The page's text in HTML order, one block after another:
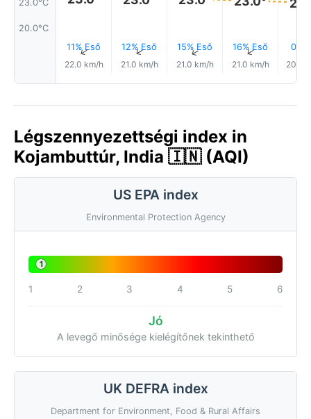
20.0°C
11% Eső
↑
22.0 km/h
12% Eső
↑
21.0 km/h
15% Eső
↑
21.0 km/h
16% Eső
↑
21.0 km/h
0.1
20.0
Légszennyezettségi index in
Kojambuttúr, India 🇮🇳 (AQI)
US EPA index
Environmental Protection Agency
1
1 2 3 4 5 6
Jó
A levegő minősége kielégítőnek tekinthető
UK DEFRA index
Department for Environment, Food & Rural Affairs